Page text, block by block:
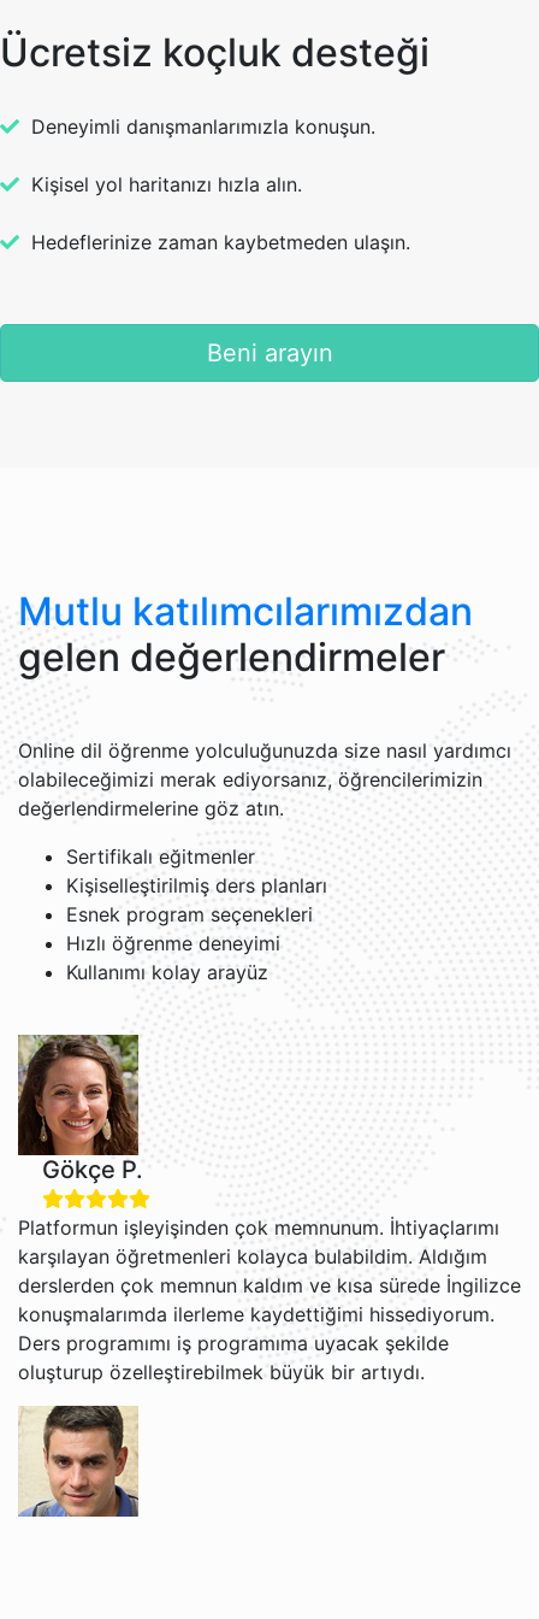
Ücretsiz koçluk desteği
Deneyimli danışmanlarımızla konuşun.
Kişisel yol haritanızı hızla alın.
Hedeflerinize zaman kaybetmeden ulaşın.
Beni arayın
Mutlu katılımcılarımızdan
gelen değerlendirmeler
Online dil öğrenme yolculuğunuzda size nasıl yardımcı
olabileceğimizi merak ediyorsanız, öğrencilerimizin
değerlendirmelerine göz atın.
Sertifikalı eğitmenler
Kişiselleştirilmiş ders planları
Esnek program seçenekleri
Hızlı öğrenme deneyimi
Kullanımı kolay arayüz
Gökçe P.
Platformun işleyişinden çok memnunum. İhtiyaçlarımı
karşılayan öğretmenleri kolayca bulabildim. Aldığım
derslerden çok memnun kaldım ve kısa sürede İngilizce
konuşmalarımda ilerleme kaydettiğimi hissediyorum.
Ders programımı iş programıma uyacak şekilde
oluşturup özelleştirebilmek büyük bir artıydı.